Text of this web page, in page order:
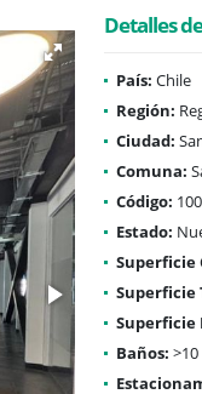
Detalles
País: Chile
Región:
Ciudad:
Comuna:
Código:
Estado:
Superficie
Superficie
Superficie
Baños: >10